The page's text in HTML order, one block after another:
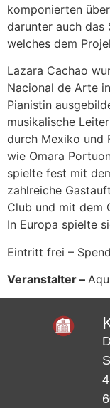
komponierten
darunter auch das
welches dem
Lazara Cachao
Nacional de Arte
Pianistin
musikalische
durch Mexiko und
wie Omara
spielte fest mit
zahlreiche
Club und mit dem
In Europa spielte
Eintritt frei –
Veranstalter –